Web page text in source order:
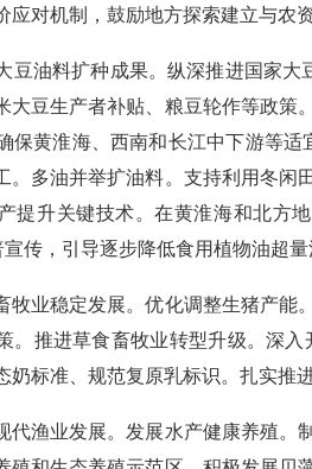
应对机制，鼓励地方探索建立与农
油料扩种成果。纵深推进国家大
大豆生产者补贴、粮豆轮作等政策
保黄淮海、西南和长江中下游等
。多油并举扩油料。支持利用冬闲
提升关键技术。在黄淮海和北方
宣传，引导逐步降低食用植物油超
稳定发展。优化调整生猪产能。
。推进草食畜牧业转型升级。深
奶标准、规范复原乳标识。扎实推
业发展。发展水产健康养殖。制